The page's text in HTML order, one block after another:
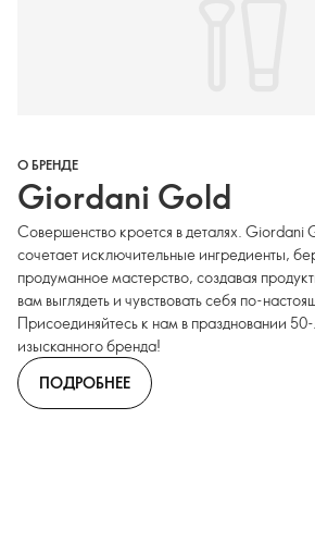
О БРЕНДЕ
Giordani Gold
Совершенство кроется в деталях. Giordani
сочетает исключительные ингредиенты,
продуманное мастерство, создавая
вам выглядеть и чувствовать себя по-
Присоединяйтесь к нам в праздновании 50-
изысканного бренда!
ПОДРОБНЕЕ